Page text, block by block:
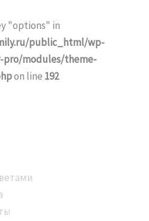
"options" in
public_html/wp-
modules/theme-
on line 192